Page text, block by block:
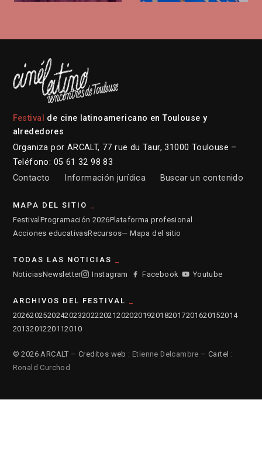
Festival
de cine latinoamericano en Toulouse y
alrededores
Organiza por ARCALT, 77 rue du Taur, 31000 Toulouse –
Teléfono: 05 61 32 98 83
Contacto
Información jurídica Buscar un contenido
MAPA DEL SITIO
Festival Programación 2026Plataforma profesional
Acciones educativasRecursos— Mapa del sitio
TODAS LAS NOTICIAS
NoticiasNewsletter Instagram Facebook Youtube
ARCHIVOS DEL FESTIVAL
2026202520242023202220212020201920182017201620152014
2013201220112010
© 2026 ARCALT – Creditos web : Etienne Delcambre – Cartel :
Ronald Curchod